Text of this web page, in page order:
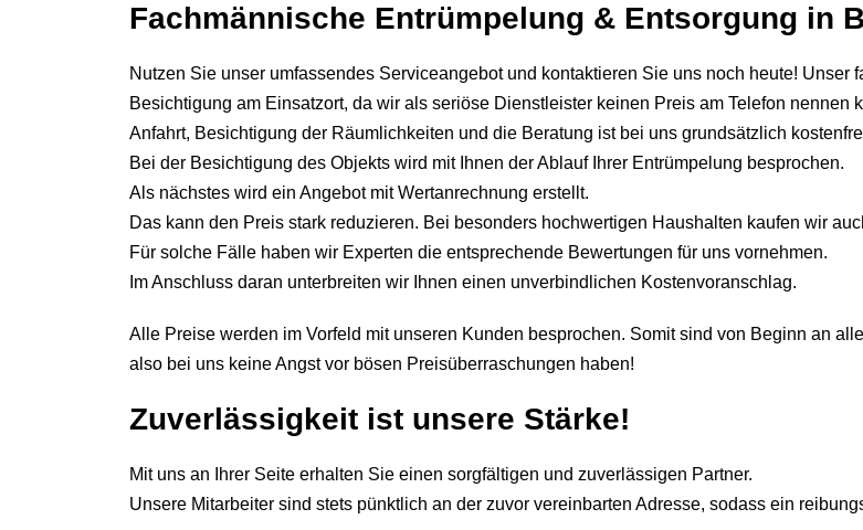
Fachmännische Entrümpelung & Entsorgung in
Nutzen Sie unser umfassendes Serviceangebot und kontaktieren Sie uns noch heute! Unser
Besichtigung am Einsatzort, da wir als seriöse Dienstleister keinen Preis am Telefon
Anfahrt, Besichtigung der Räumlichkeiten und die Beratung ist bei uns grundsätzlich
Bei der Besichtigung des Objekts wird mit Ihnen der Ablauf Ihrer Entrümpelung besprochen.
Als nächstes wird ein Angebot mit Wertanrechnung erstellt.
Das kann den Preis stark reduzieren. Bei besonders hochwertigen Haushalten kaufen wir
Für solche Fälle haben wir Experten die entsprechende Bewertungen für uns vornehmen.
Im Anschluss daran unterbreiten wir Ihnen einen unverbindlichen Kostenvoranschlag.
Alle Preise werden im Vorfeld mit unseren Kunden besprochen. Somit sind von Beginn an
also bei uns keine Angst vor bösen Preisüberraschungen haben!
Zuverlässigkeit ist unsere Stärke!
Mit uns an Ihrer Seite erhalten Sie einen sorgfältigen und zuverlässigen Partner.
Unsere Mitarbeiter sind stets pünktlich an der zuvor vereinbarten Adresse, sodass ein